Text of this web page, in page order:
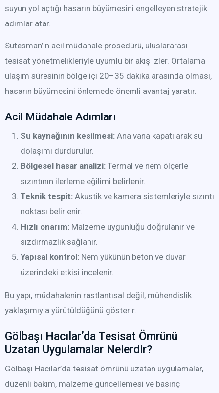
suyun yol açtığı hasarın büyümesini engelleyen stratejik
adımlar atar.
Sutesman’ın acil müdahale prosedürü, uluslararası
tesisat yönetmelikleriyle uyumlu bir akış izler. Ortalama
ulaşım süresinin bölge içi 20–35 dakika arasında olması,
hasarın büyümesini önlemede önemli avantaj yaratır.
Acil Müdahale Adımları
Su kaynağının kesilmesi: Ana vana kapatılarak su
dolaşımı durdurulur.
Bölgesel hasar analizi: Termal ve nem ölçerle
sızıntının ilerleme eğilimi belirlenir.
Teknik tespit: Akustik ve kamera sistemleriyle sızıntı
noktası belirlenir.
Hızlı onarım: Malzeme uygunluğu doğrulanır ve
sızdırmazlık sağlanır.
Yapısal kontrol: Nem yükünün beton ve duvar
üzerindeki etkisi incelenir.
Bu yapı, müdahalenin rastlantısal değil, mühendislik
yaklaşımıyla yürütüldüğünü gösterir.
Gölbaşı Hacılar’da Tesisat Ömrünü
Uzatan Uygulamalar Nelerdir?
Gölbaşı Hacılar’da tesisat ömrünü uzatan uygulamalar,
düzenli bakım, malzeme güncellemesi ve basınç